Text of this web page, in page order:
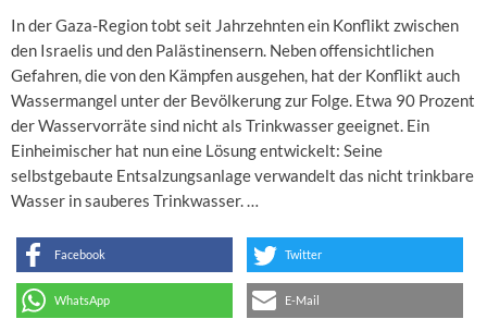
In der Gaza-Region tobt seit Jahrzehnten ein Konflikt zwischen
den Israelis und den Palästinensern. Neben offensichtlichen
Gefahren, die von den Kämpfen ausgehen, hat der Konflikt auch
Wassermangel unter der Bevölkerung zur Folge. Etwa 90 Prozent
der Wasservorräte sind nicht als Trinkwasser geeignet. Ein
Einheimischer hat nun eine Lösung entwickelt: Seine
selbstgebaute Entsalzungsanlage verwandelt das nicht trinkbare
Wasser in sauberes Trinkwasser. …
Facebook Twitter
WhatsApp E-Mail